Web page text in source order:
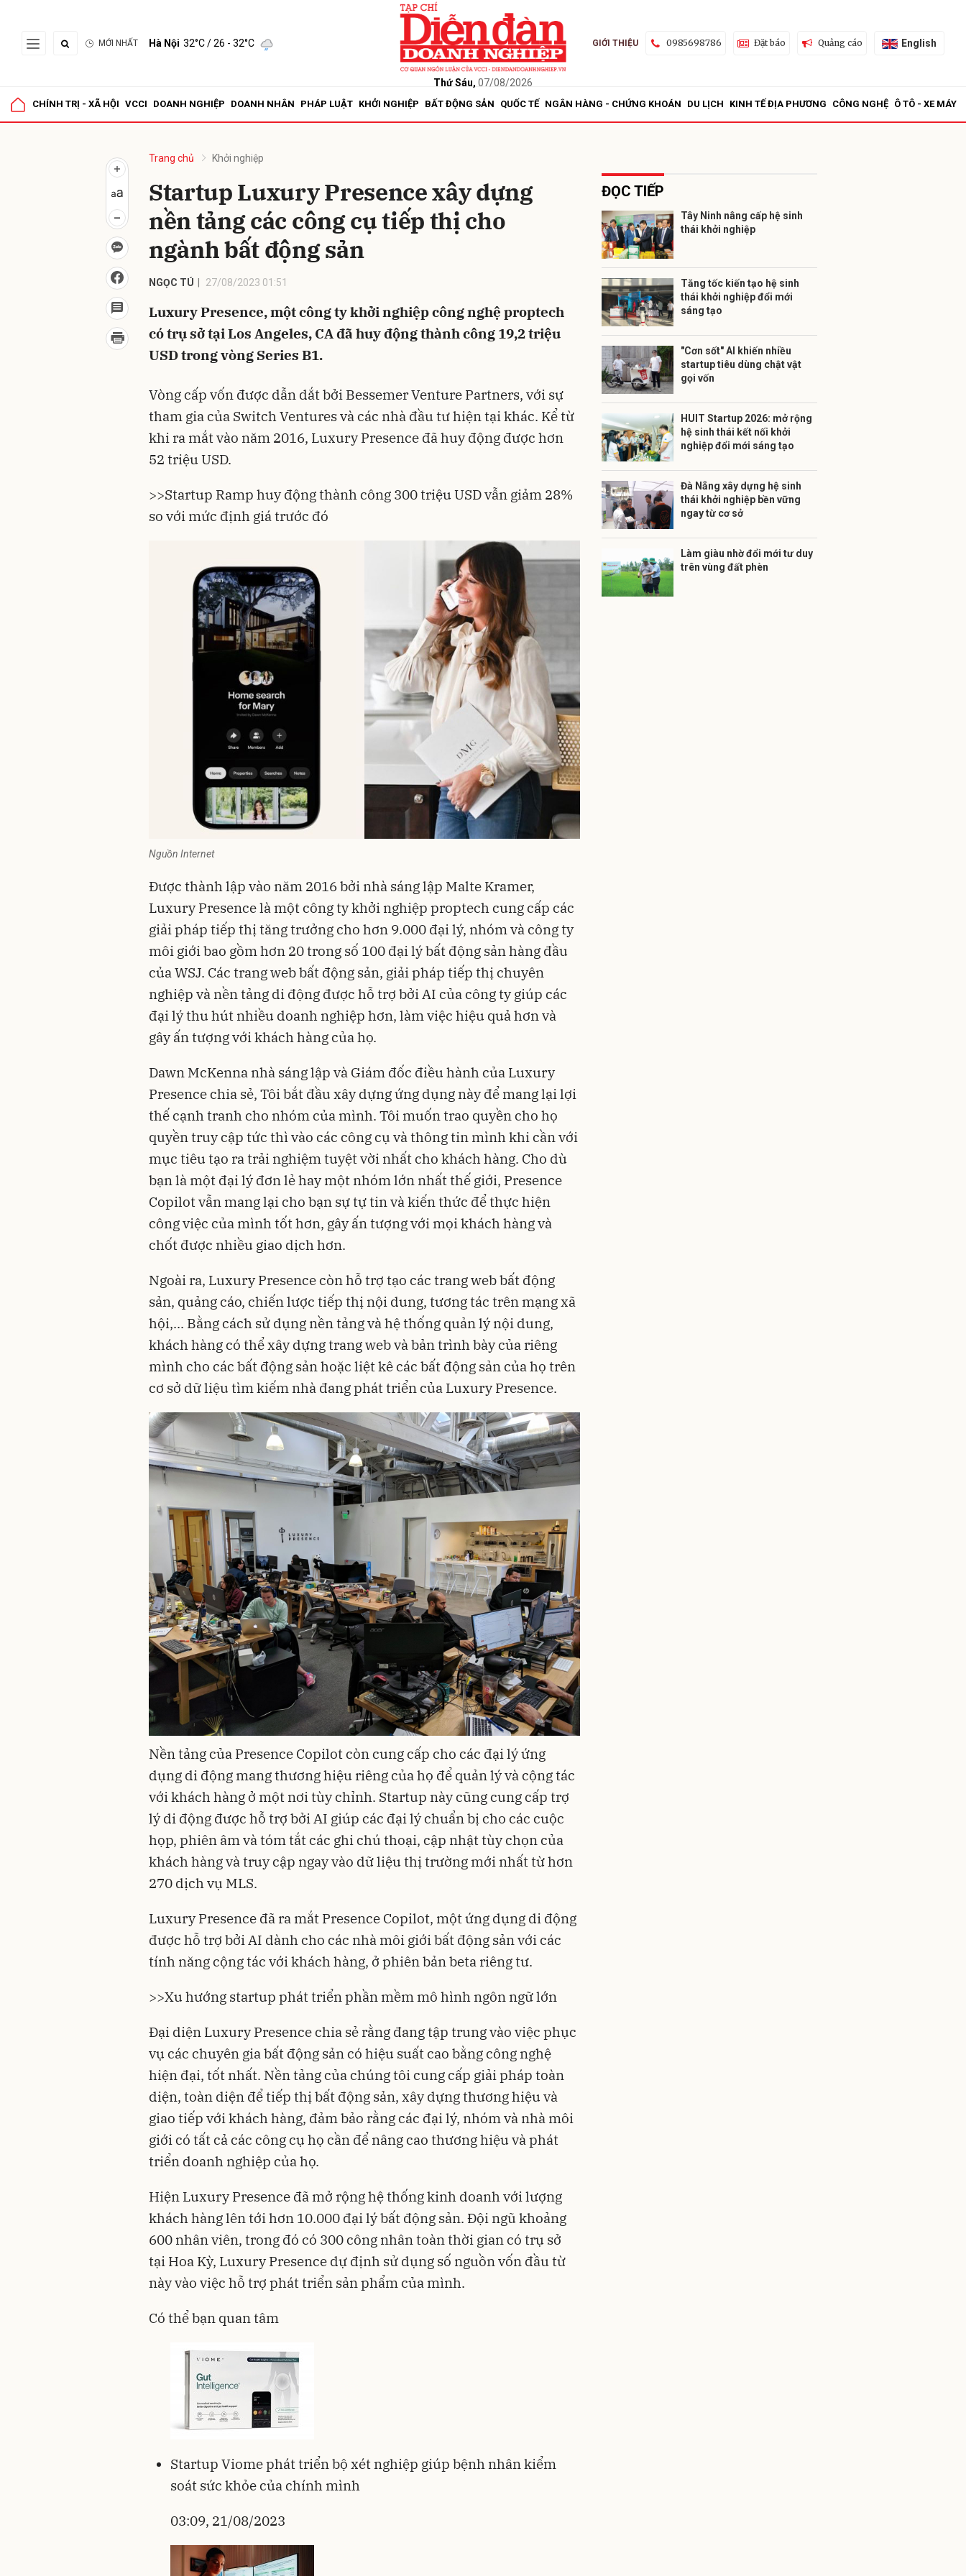
MỚI NHẤT Hà Nội 32°C/ 26 - 32°C
Thứ Sáu, 07/08/2026
GIỚI THIỆU 0985698786 Đặt báo Quảng cáo English
CHÍNH TRỊ - XÃ HỘI VCCI DOANH NGHIỆP DOANH NHÂN PHÁP LUẬT KHỞI NGHIỆP BẤT ĐỘNG SẢN QUỐC TẾ NGÂN HÀNG - CHỨNG KHOÁN DU LỊCH KINH TẾ ĐỊA PHƯƠNG CÔNG NGHỆ Ô TÔ - XE MÁY
Trang chủ Khởi nghiệp
Startup Luxury Presence xây dựng
nền tảng các công cụ tiếp thị cho
ngành bất động sản
NGỌC TÚ 27/08/2023 01:51
Luxury Presence, một công ty khởi nghiệp công nghệ proptech
có trụ sở tại Los Angeles, CA đã huy động thành công 19,2 triệu
USD trong vòng Series B1.
Vòng cấp vốn được dẫn dắt bởi Bessemer Venture Partners, với sự
tham gia của Switch Ventures và các nhà đầu tư hiện tại khác. Kể từ
khi ra mắt vào năm 2016, Luxury Presence đã huy động được hơn
52 triệu USD.
>>Startup Ramp huy động thành công 300 triệu USD vẫn giảm 28%
so với mức định giá trước đó
Nguồn Internet
Được thành lập vào năm 2016 bởi nhà sáng lập Malte Kramer,
Luxury Presence là mộtcông ty khởi nghiệp proptech cung cấp các
giải pháp tiếp thị tăng trưởng cho hơn 9.000 đại lý, nhóm và công ty
môi giới bao gồm hơn 20 trong số 100 đại lý bất động sản hàng đầu
của WSJ. Các trang web bất động sản, giải pháp tiếp thị chuyên
nghiệp và nền tảng di động được hỗ trợ bởi AI của công ty giúp các
đại lý thu hút nhiều doanh nghiệp hơn, làm việc hiệu quả hơn và
gây ấn tượng với khách hàng của họ.
Dawn McKenna nhà sáng lập và Giám đốc điều hành của Luxury
Presence chia sẻ, Tôi bắt đầu xây dựng ứng dụng này để mang lại lợi
thế cạnh tranh cho nhóm của mình. Tôi muốn trao quyền cho họ
quyền truy cập tức thì vào các công cụ và thông tin mình khi cần với
mục tiêu tạo ra trải nghiệm tuyệt vời nhất cho khách hàng. Cho dù
bạn là một đại lý đơn lẻ hay một nhóm lớn nhất thế giới, Presence
Copilot vẫn mang lại cho bạn sự tự tin và kiến thức để thực hiện
công việc của mình tốt hơn, gây ấn tượng với mọi khách hàng và
chốt được nhiều giao dịch hơn.
Ngoài ra, Luxury Presencecòn hỗ trợ tạo các trang web bất động
sản, quảng cáo, chiến lược tiếp thị nội dung, tương tác trên mạng xã
hội,... Bằng cách sử dụng nền tảng và hệ thống quản lý nội dung,
khách hàng có thể xây dựng trang web và bản trình bày của riêng
mình cho các bất động sản hoặc liệt kê các bất động sản của họ trên
cơ sở dữ liệu tìm kiếm nhà đang phát triển của Luxury Presence.
Nền tảng của Presence Copilot còn cung cấp cho các đại lý ứng
dụng di động mang thương hiệu riêng của họ để quản lý và cộng tác
với khách hàng ở một nơi tùy chỉnh. Startup này cũng cung cấp trợ
lý di động được hỗ trợ bởi AI giúp các đại lý chuẩn bị cho các cuộc
họp, phiên âm và tóm tắt các ghi chú thoại, cập nhật tùy chọn của
khách hàng và truy cập ngay vào dữ liệu thị trường mới nhất từ hơn
270 dịch vụ MLS.
Luxury Presence đã ra mắt Presence Copilot, một ứng dụng di động
được hỗ trợ bởi AI dành cho các nhà môi giới bất động sản với các
tính năng cộng tác với khách hàng, ở phiên bản beta riêng tư.
>>Xu hướng startup phát triển phần mềm mô hình ngôn ngữ lớn
Đại diện Luxury Presence chia sẻ rằng đang tập trung vào việc phục
vụ các chuyên gia bất động sản có hiệu suất cao bằng công nghệ
hiện đại, tốt nhất. Nền tảng của chúng tôi cung cấp giải pháp toàn
diện, toàn diện để tiếp thị bất động sản, xây dựng thương hiệu và
giao tiếp với khách hàng, đảm bảo rằng các đại lý, nhóm và nhà môi
giới có tất cả các công cụ họ cần để nâng cao thương hiệu và phát
triển doanh nghiệp của họ.
Hiện Luxury Presence đã mở rộng hệ thống kinh doanh với lượng
khách hàng lên tới hơn 10.000 đại lý bất động sản. Đội ngũ khoảng
600 nhân viên, trong đó có 300 công nhân toàn thời gian có trụ sở
tại Hoa Kỳ, Luxury Presence dự định sử dụng số nguồn vốn đầu từ
này vào việc hỗ trợ phát triển sản phẩm của mình.
Có thể bạn quan tâm
Startup Viome phát triển bộ xét nghiệp giúp bệnh nhân kiểm
soát sức khỏe của chính mình
03:09, 21/08/2023
ĐỌC TIẾP
Tây Ninh nâng cấp hệ sinh
thái khởi nghiệp
Tăng tốc kiến tạo hệ sinh
thái khởi nghiệp đổi mới
sáng tạo
"Cơn sốt" AI khiến nhiều
startup tiêu dùng chật vật
gọi vốn
HUIT Startup 2026: mở rộng
hệ sinh thái kết nối khởi
nghiệp đổi mới sáng tạo
Đà Nẵng xây dựng hệ sinh
thái khởi nghiệp bền vững
ngay từ cơ sở
Làm giàu nhờ đổi mới tư duy
trên vùng đất phèn
Gửi